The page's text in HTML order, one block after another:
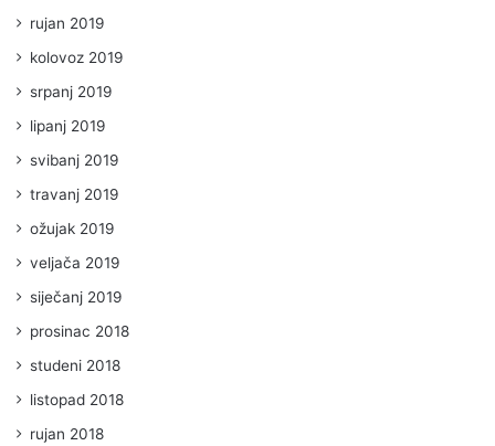
rujan 2019
kolovoz 2019
srpanj 2019
lipanj 2019
svibanj 2019
travanj 2019
ožujak 2019
veljača 2019
siječanj 2019
prosinac 2018
studeni 2018
listopad 2018
rujan 2018